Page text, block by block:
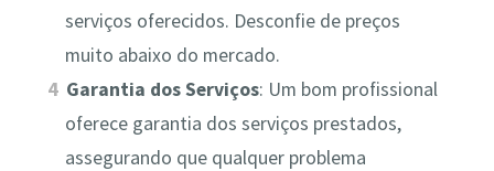
serviços oferecidos. Desconfie de preços
muito abaixo do mercado.
Garantia dos Serviços: Um bom profissional
oferece garantia dos serviços prestados,
assegurando que qualquer problema